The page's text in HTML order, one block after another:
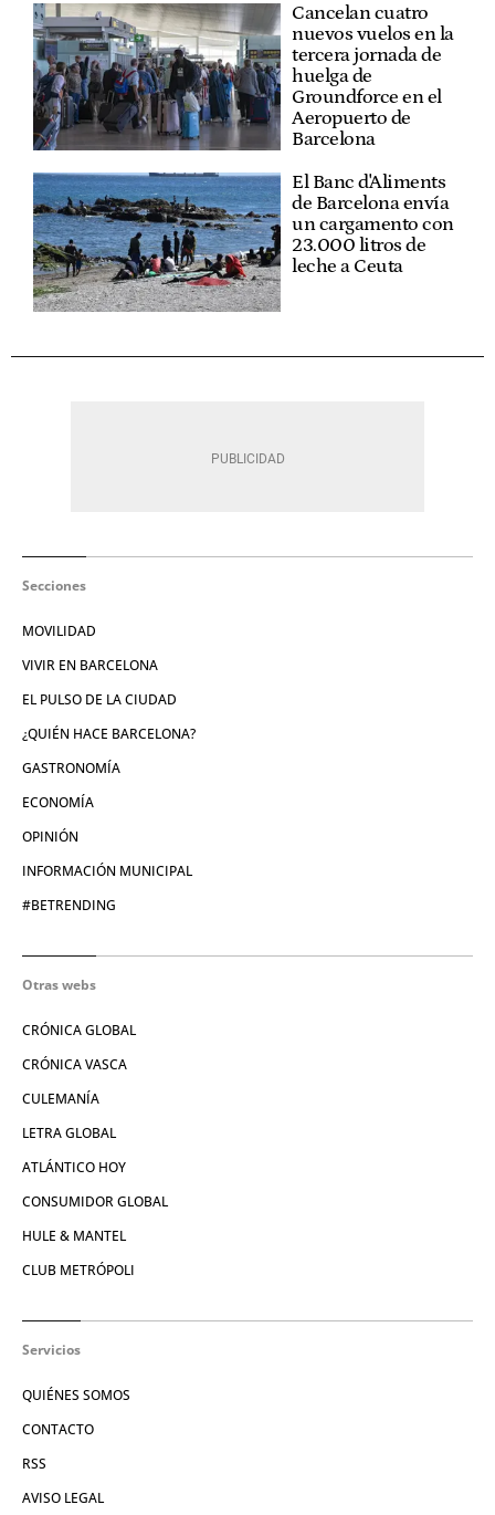
Cancelan cuatro
nuevos vuelos en la
tercera jornada de
huelga de
Groundforce en el
Aeropuerto de
Barcelona
El Banc d'Aliments
de Barcelona envía
un cargamento con
23.000 litros de
leche a Ceuta
Secciones
MOVILIDAD
VIVIR EN BARCELONA
EL PULSO DE LA CIUDAD
¿QUIÉN HACE BARCELONA?
GASTRONOMÍA
ECONOMÍA
OPINIÓN
INFORMACIÓN MUNICIPAL
#BETRENDING
Otras webs
CRÓNICA GLOBAL
CRÓNICA VASCA
CULEMANÍA
LETRA GLOBAL
ATLÁNTICO HOY
CONSUMIDOR GLOBAL
HULE & MANTEL
CLUB METRÓPOLI
Servicios
QUIÉNES SOMOS
CONTACTO
RSS
AVISO LEGAL